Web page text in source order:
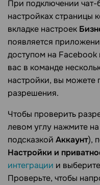
При подключении чат-
настройках страницы
вкладке настроек
появляется
доступом на
вас в команде
настройки, вы можете
разрешения.
Чтобы проверить
левом углу нажмите
подсказкой Аккаунт),
Настройки и
интеграции и
Проверьте, чтобы